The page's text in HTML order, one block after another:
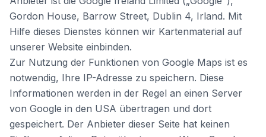
Gordon House, Barrow Street, Dublin 4, Irland. Mit
Hilfe dieses Dienstes können wir Kartenmaterial auf
unserer Website einbinden.
Zur Nutzung der Funktionen von Google Maps ist es
notwendig, Ihre IP-Adresse zu speichern. Diese
Informationen werden in der Regel an einen Server
von Google in den USA übertragen und dort
gespeichert. Der Anbieter dieser Seite hat keinen